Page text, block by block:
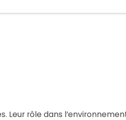
Leur rôle dans